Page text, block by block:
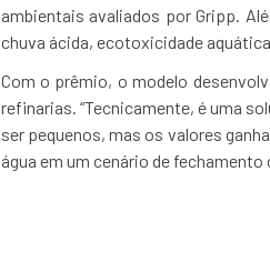
ambientais avaliados por Gripp.
chuva ácida, ecotoxicidade
Com o prêmio, o modelo
refinarias. “Tecnicamente, é uma
ser pequenos, mas os valores
água em um cenário de